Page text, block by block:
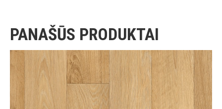
PANAŠŪS PRODUKTAI